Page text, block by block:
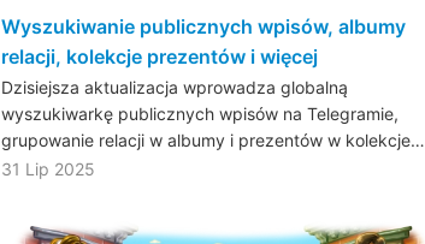
Wyszukiwanie publicznych wpisów, albumy
relacji, kolekcje prezentów i więcej
Dzisiejsza aktualizacja wprowadza globalną
wyszukiwarkę publicznych wpisów na Telegramie,
grupowanie relacji w albumy i prezentów w kolekcje…
31 Lip 2025